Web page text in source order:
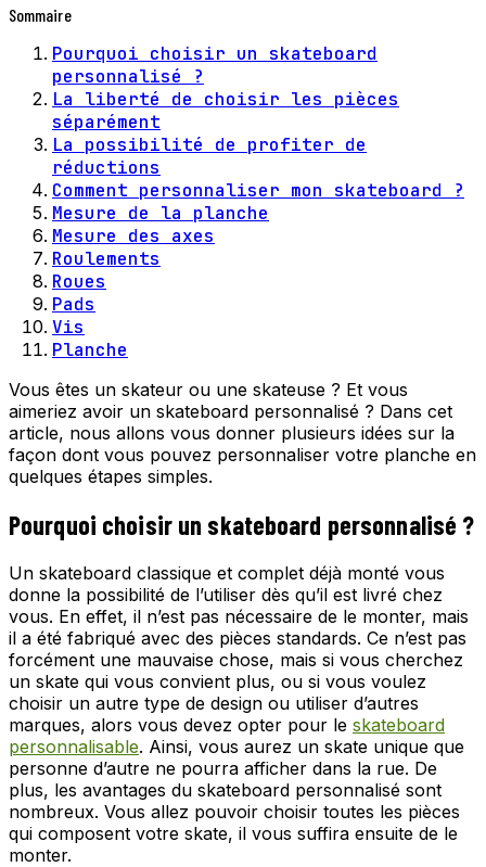
Sommaire
Pourquoi choisir un skateboard
personnalisé ?
La liberté de choisir les pièces
séparément
La possibilité de profiter de
réductions
Comment personnaliser mon skateboard ?
Mesure de la planche
Mesure des axes
Roulements
Roues
Pads
Vis
Planche
Vous êtes un skateur ou une skateuse ? Et vous
aimeriez avoir un skateboard personnalisé ? Dans cet
article, nous allons vous donner plusieurs idées sur la
façon dont vous pouvez personnaliser votre planche en
quelques étapes simples.
Pourquoi choisir un skateboard personnalisé ?
Un skateboard classique et complet déjà monté vous
donne la possibilité de l’utiliser dès qu’il est livré chez
vous. En effet, il n’est pas nécessaire de le monter, mais
il a été fabriqué avec des pièces standards. Ce n’est pas
forcément une mauvaise chose, mais si vous cherchez
un skate qui vous convient plus, ou si vous voulez
choisir un autre type de design ou utiliser d’autres
marques, alors vous devez opter pour le skateboard
personnalisable. Ainsi, vous aurez un skate unique que
personne d’autre ne pourra afficher dans la rue. De
plus, les avantages du skateboard personnalisé sont
nombreux. Vous allez pouvoir choisir toutes les pièces
qui composent votre skate, il vous suffira ensuite de le
monter.